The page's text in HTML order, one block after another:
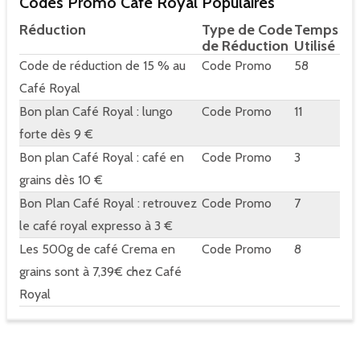
Réduction
Type de Code
de Réduction
Temps
Utilisé
Code de réduction de 15 % au
Café Royal
Code Promo 58
Bon plan Café Royal : lungo
forte dès 9 €
Code Promo 11
Bon plan Café Royal : café en
grains dès 10 €
Code Promo 3
Bon Plan Café Royal : retrouvez
le café royal expresso à 3 €
Code Promo 7
Les 500g de café Crema en
grains sont à 7,39€ chez Café
Royal
Code Promo 8